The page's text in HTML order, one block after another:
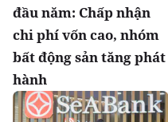
đầu năm: Chấp nhận
chi phí vốn cao, nhóm
bất động sản tăng phát
hành